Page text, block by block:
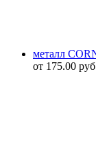
металл
от 175.00